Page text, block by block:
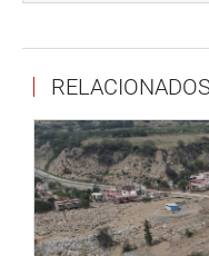
generadoras de
Piura”, concluyó Salinas
Lima, 5 de abril de 2021
RELACIONADOS